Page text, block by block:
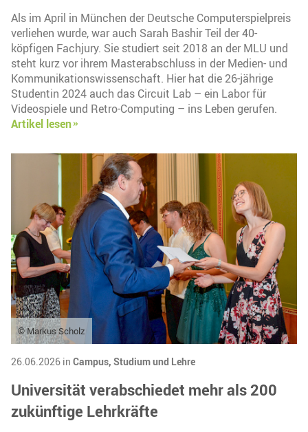
Als im April in München der Deutsche Computerspielpreis
verliehen wurde, war auch Sarah Bashir Teil der 40-
köpfigen Fachjury. Sie studiert seit 2018 an der MLU und
steht kurz vor ihrem Masterabschluss in der Medien- und
Kommunikationswissenschaft. Hier hat die 26-jährige
Studentin 2024 auch das Circuit Lab – ein Labor für
Videospiele und Retro-Computing – ins Leben gerufen.
Artikel lesen
© Markus Scholz
26.06.2026 in Campus, Studium und Lehre
Universität verabschiedet mehr als 200
zukünftige Lehrkräfte